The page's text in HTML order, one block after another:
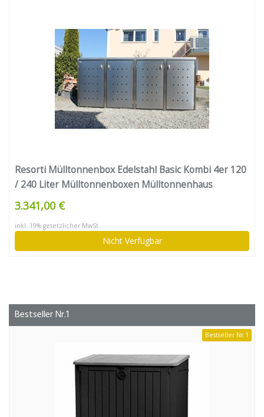
Resorti Mülltonnenbox Edelstahl Basic Kombi 4er 120
/ 240 Liter Mülltonnenboxen Mülltonnenhaus
Mülltonnenumhausung
3.341,00 €
inkl. 19% gesetzlicher MwSt.
Nicht Verfügbar
Bestseller Nr.1
Bestseller Nr.1